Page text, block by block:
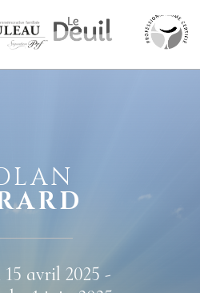
avril 2025 -